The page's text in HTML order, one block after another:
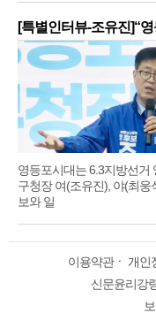
[특별인터뷰-조유진]“
구
영등포시대는 6.3지방선거
구청장 여(조유진), 야(최웅
보와 일
이용약관ㆍ 개인
신문윤리강